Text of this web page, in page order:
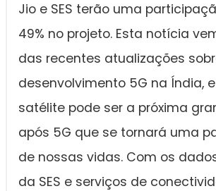
Jio e SES terão uma
49% no projeto. Esta notícia
das recentes atualizações
desenvolvimento 5G na Índia,
satélite pode ser a próxima
após 5G que se tornará uma
de nossas vidas. Com os
da SES e serviços de